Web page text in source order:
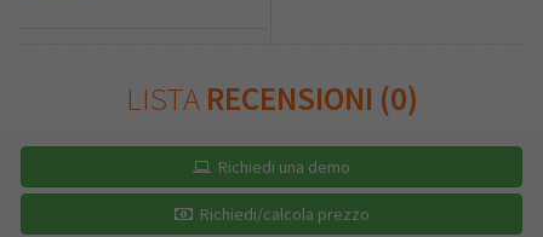
LISTA RECENSIONI (0)
Richiedi una demo
Richiedi/calcola prezzo